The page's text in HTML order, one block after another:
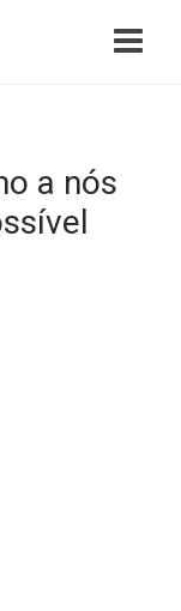
a nós